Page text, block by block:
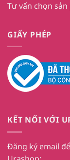
Tư vấn chọn sản
GIẤY PHÉP
KẾT NỐI VỚI
Đăng ký email